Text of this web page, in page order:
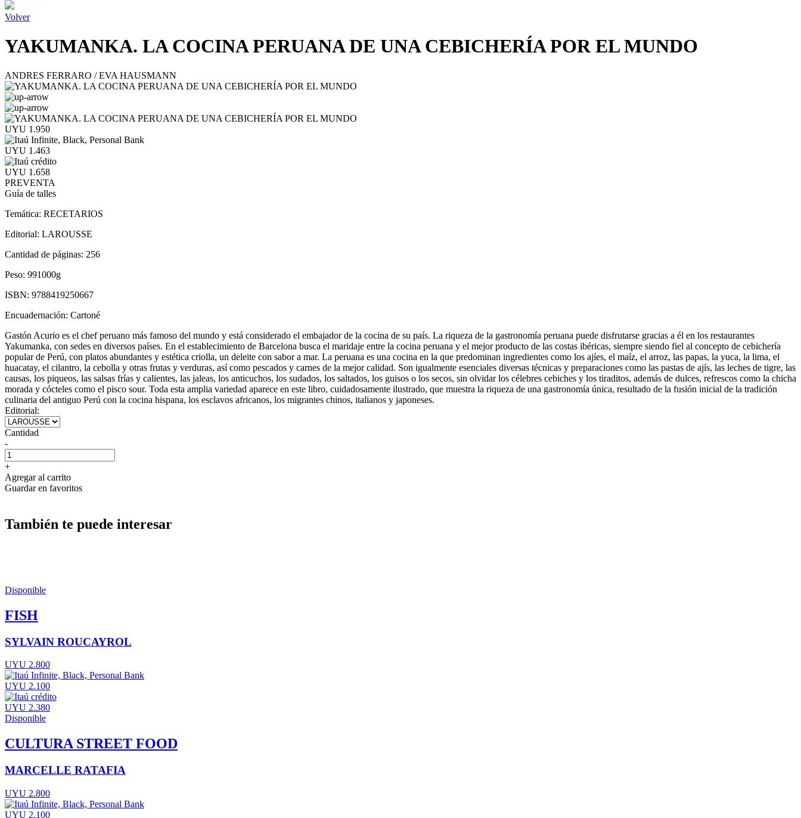
Volver
YAKUMANKA. LA COCINA PERUANA DE UNA CEBICHERÍA POR EL MUNDO
ANDRES FERRARO / EVA HAUSMANN
UYU 1.950
UYU 1.463
UYU 1.658
PREVENTA
Guía de talles
Temática: RECETARIOS
Editorial: LAROUSSE
Cantidad de páginas: 256
Peso: 991000g
ISBN: 9788419250667
Encuadernación: Cartoné
Gastón Acurio es el chef peruano más famoso del mundo y está considerado el embajador de la cocina de su país. La riqueza de la gastronomía peruana puede disfrutarse gracias a él en los restaurantes
Yakumanka, con sedes en diversos países. En el establecimiento de Barcelona busca el maridaje entre la cocina peruana y el mejor producto de las costas ibéricas, siempre siendo fiel al concepto de cebichería
popular de Perú, con platos abundantes y estética criolla, un deleite con sabor a mar. La peruana es una cocina en la que predominan ingredientes como los ajíes, el maíz, el arroz, las papas, la yuca, la lima, el
huacatay, el cilantro, la cebolla y otras frutas y verduras, así como pescados y carnes de la mejor calidad. Son igualmente esenciales diversas técnicas y preparaciones como las pastas de ajís, las leches de tigre, las
causas, los piqueos, las salsas frías y calientes, las jaleas, los anticuchos, los sudados, los saltados, los guisos o los secos, sin olvidar los célebres cebiches y los tiraditos, además de dulces, refrescos como la chicha
morada y cócteles como el pisco sour. Toda esta amplia variedad aparece en este libro, cuidadosamente ilustrado, que muestra la riqueza de una gastronomía única, resultado de la fusión inicial de la tradición
culinaria del antiguo Perú con la cocina hispana, los esclavos africanos, los migrantes chinos, italianos y japoneses.
Editorial:
Cantidad
-
+
Agregar al carrito
Guardar en favoritos
También te puede interesar
Disponible
FISH
SYLVAIN ROUCAYROL
UYU 2.800
UYU 2.100
UYU 2.380
Disponible
CULTURA STREET FOOD
MARCELLE RATAFIA
UYU 2.800
UYU 2.100